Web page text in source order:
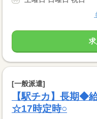
[一般派遣]
【駅チカ】長期◆
☆17時定時○